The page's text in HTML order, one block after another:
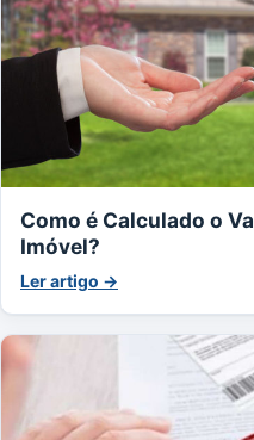
Como é Calculado o
Imóvel?
Ler artigo →